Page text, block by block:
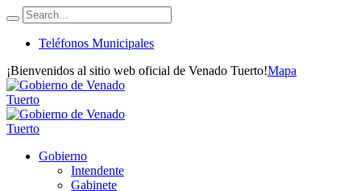
Teléfonos Municipales
¡Bienvenidos al sitio web oficial de Venado Tuerto!Mapa
Gobierno
Intendente
Gabinete